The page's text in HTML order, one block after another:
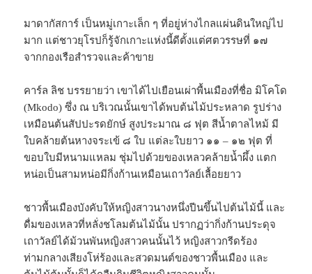
มาดากัสการ์ เป็นหมู่เกาะเล็ก ๆ ที่อยู่ห่างไกลแผ่นดินใหญ่ไป
มาก แต่ชาวยุโรปก็รู้จักเกาะแห่งนี้ดีตั้งแต่ศตวรรษที่ ๑๗
จากกองเรือสำรวจและค้าขาย
คาร์ล ลิช บรรยายว่า เขาได้ไปเยือนเผ่าพื้นเมืองที่ชื่อ มิโคโด
(Mkodo) ซึ่ง ณ บริเวณนั้นเขาได้พบต้นไม้ประหลาด รูปร่าง
เหมือนต้นสัปปะรดยักษ์ สูงประมาณ ๘ ฟุต สีน้ำตาลไหม้ มี
ใบคล้ายต้นหางจระเข้ ๘ ใบ แต่ละใบยาว ๑๑ – ๑๒ ฟุต ที่
ขอบใบมีหนามแหลม ชุ่มไปด้วยของเหลวคล้ายน้ำผึ้ง แตก
หน่อเป็นสามหน่อมีกิ่งก้านเหมือนเถาวัลย์เลื้อยยาว
ชาวพื้นเมืองบังคับให้หญิงสาวนางหนึ่งปีนขึ้นไปต้นไม้นี้ และ
ดื่มของเหลวที่หลั่งชโลมต้นไม้นั้น ปรากฏว่ากิ่งก้านประดุจ
เถาวัลย์ได้ม้วนพันหญิงสาวคนนั้นไว้ หญิงสาวกรีดร้อง
ท่ามกลางเสียงโห่ร้องและสวดมนต์ของชาวพื้นเมือง และ